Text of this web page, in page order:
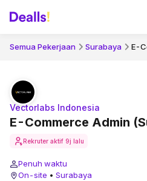
Semua Pekerjaan Surabaya E-
E-Commerce Admin
Vectorlabs Indonesia
Rekruter aktif 9j lalu
Penuh waktu
On-site • Surabaya